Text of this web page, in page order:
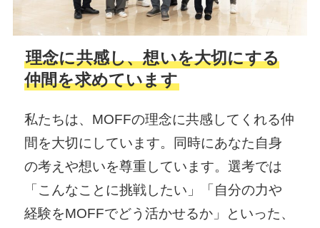
理念に共感し、想いを大切にする
仲間を求めています
私たちは、MOFFの理念に共感してくれる仲
間を大切にしています。同時にあなた自身
の考えや想いを尊重しています。選考では
「こんなことに挑戦したい」「自分の力や
経験をMOFFでどう活かせるか」といった、